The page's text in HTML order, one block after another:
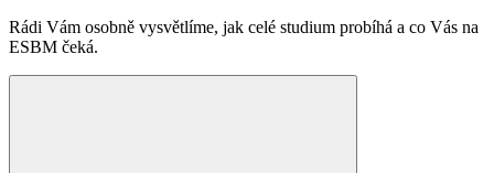
Rádi Vám osobně vysvětlíme, jak celé studium probíhá a co Vás na
ESBM čeká.